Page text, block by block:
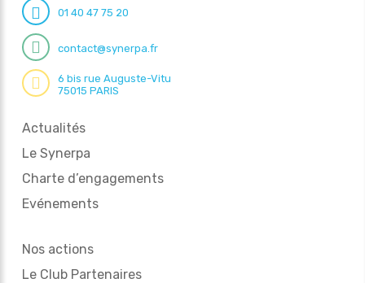
01 40 47 75 20
contact@synerpa.fr
6 bis rue Auguste-Vitu
75015 PARIS
Actualités
Le Synerpa
Charte d’engagements
Evénements
Nos actions
Le Club Partenaires